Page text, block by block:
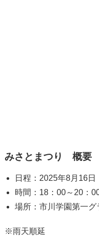
みさとまつり 概要
日程：2025年8月16日
時間：18：00～20：
場所：市川学園第一グ
※雨天順延